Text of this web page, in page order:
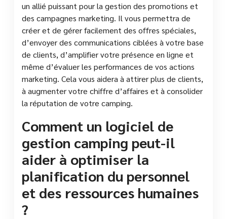
un allié puissant pour la gestion des promotions et
des campagnes marketing. Il vous permettra de
créer et de gérer facilement des offres spéciales,
d’envoyer des communications ciblées à votre base
de clients, d’amplifier votre présence en ligne et
même d’évaluer les performances de vos actions
marketing. Cela vous aidera à attirer plus de clients,
à augmenter votre chiffre d’affaires et à consolider
la réputation de votre camping.
Comment un logiciel de
gestion camping peut-il
aider à optimiser la
planification du personnel
et des ressources humaines
?